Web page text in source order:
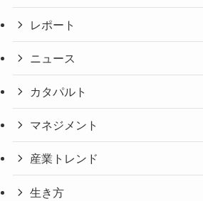
レポート
ニュース
カタパルト
マネジメント
産業トレンド
生き方